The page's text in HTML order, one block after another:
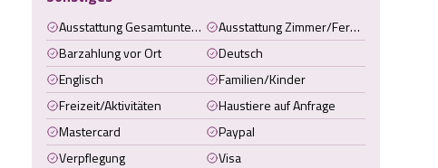
Ausstattung Gesamtunterkunft
Ausstattung Zimmer/Ferienwohnung/Ferienhaus
Barzahlung vor Ort
Deutsch
Englisch
Familien/Kinder
Freizeit/Aktivitäten
Haustiere auf Anfrage
Mastercard
Paypal
Verpflegung
Visa